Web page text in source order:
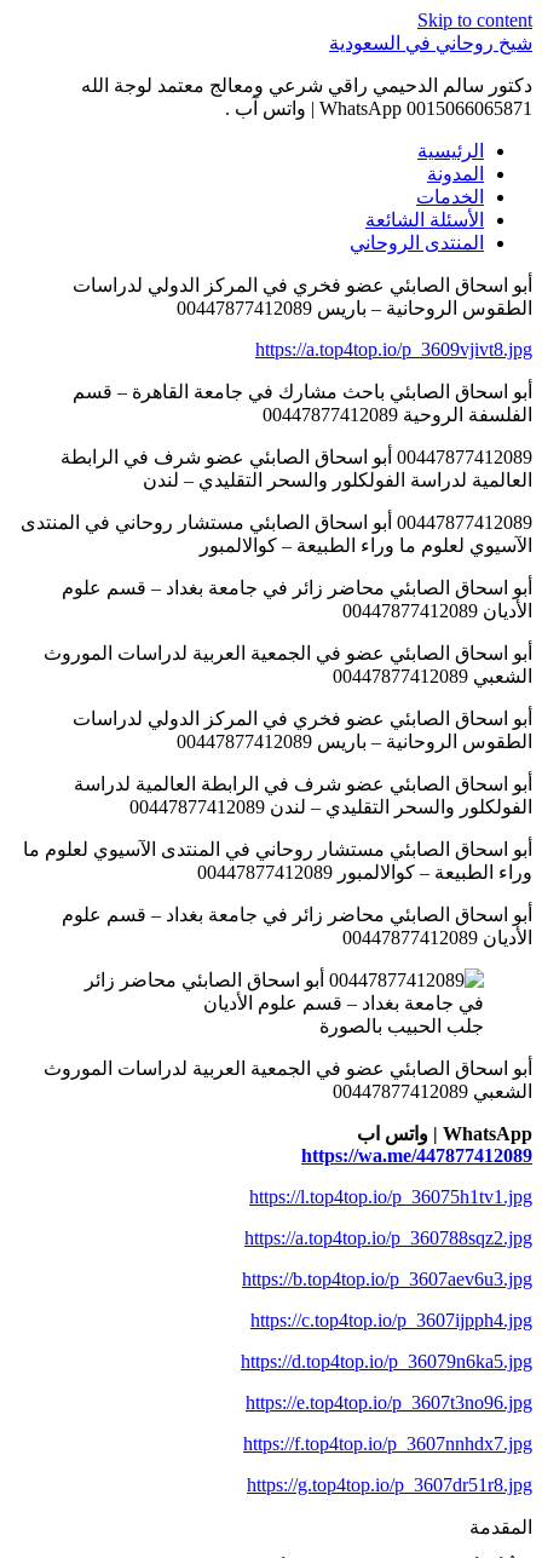
Skip to content
شيخ روحاني في السعودية
دكتور سالم الدحيمي راقي شرعي ومعالج معتمد لوجة الله
0015066065871 WhatsApp | واتس آب .
الرئيسية
المدونة
الخدمات
الأسئلة الشائعة
المنتدى الروحاني
أبو اسحاق الصابئي عضو فخري في المركز الدولي لدراسات
الطقوس الروحانية – باريس 00447877412089
https://a.top4top.io/p_3609vjivt8.jpg
أبو اسحاق الصابئي باحث مشارك في جامعة القاهرة – قسم
الفلسفة الروحية 00447877412089
00447877412089 أبو اسحاق الصابئي عضو شرف في الرابطة
العالمية لدراسة الفولكلور والسحر التقليدي – لندن
00447877412089 أبو اسحاق الصابئي مستشار روحاني في المنتدى
الآسيوي لعلوم ما وراء الطبيعة – كوالالمبور
أبو اسحاق الصابئي محاضر زائر في جامعة بغداد – قسم علوم
الأديان 00447877412089
أبو اسحاق الصابئي عضو في الجمعية العربية لدراسات الموروث
الشعبي 00447877412089
أبو اسحاق الصابئي عضو فخري في المركز الدولي لدراسات
الطقوس الروحانية – باريس 00447877412089
أبو اسحاق الصابئي عضو شرف في الرابطة العالمية لدراسة
الفولكلور والسحر التقليدي – لندن 00447877412089
أبو اسحاق الصابئي مستشار روحاني في المنتدى الآسيوي لعلوم ما
وراء الطبيعة – كوالالمبور 00447877412089
أبو اسحاق الصابئي محاضر زائر في جامعة بغداد – قسم علوم
الأديان 00447877412089
جلب الحبيب بالصورة
أبو اسحاق الصابئي عضو في الجمعية العربية لدراسات الموروث
الشعبي 00447877412089
WhatsApp | واتس اب
https://wa.me/447877412089
https://l.top4top.io/p_36075h1tv1.jpg
https://a.top4top.io/p_360788sqz2.jpg
https://b.top4top.io/p_3607aev6u3.jpg
https://c.top4top.io/p_3607ijpph4.jpg
https://d.top4top.io/p_36079n6ka5.jpg
https://e.top4top.io/p_3607t3no96.jpg
https://f.top4top.io/p_3607nnhdx7.jpg
https://g.top4top.io/p_3607dr51r8.jpg
المقدمة